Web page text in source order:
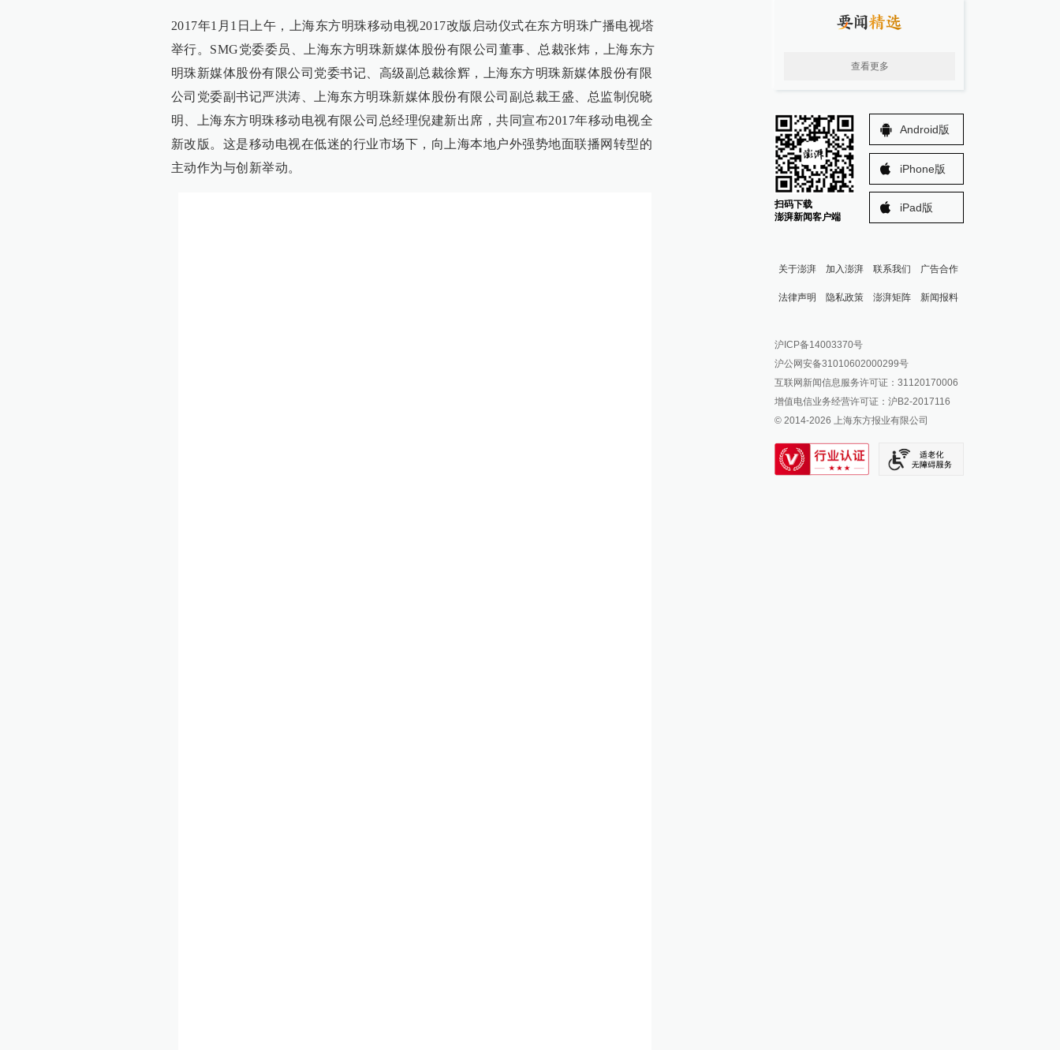
2017年1月1日上午，上海东方明珠移动电视2017改版启动仪式在东方明珠广播电视塔
举行。SMG党委委员、上海东方明珠新媒体股份有限公司董事、总裁张炜，上海东方
明珠新媒体股份有限公司党委书记、高级副总裁徐辉，上海东方明珠新媒体股份有限
公司党委副书记严洪涛、上海东方明珠新媒体股份有限公司副总裁王盛、总监制倪晓
明、上海东方明珠移动电视有限公司总经理倪建新出席，共同宣布2017年移动电视全
新改版。这是移动电视在低迷的行业市场下，向上海本地户外强势地面联播网转型的
主动作为与创新举动。
查看更多
扫码下载
澎湃新闻客户端
Android版
iPhone版
iPad版
关于澎湃 加入澎湃 联系我们 广告合作
法律声明 隐私政策 澎湃矩阵
澎湃新闻公众号
澎湃新闻抖音号
派生万物开放平台
IP SHANGHAI
SIXTH TONE
新闻报料
报料邮箱: news@thepaper.cn
沪ICP备14003370号
沪公网安备31010602000299号
互联网新闻信息服务许可证：31120170006
增值电信业务经营许可证：沪B2-2017116
© 2014-2026 上海东方报业有限公司